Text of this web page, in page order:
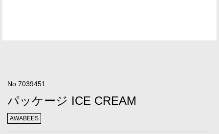
No.7039451
パッケージ ICE CREAM
AWABEES